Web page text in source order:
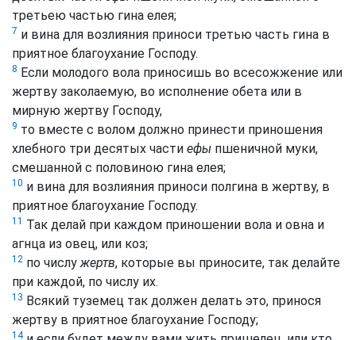
третьею частью гина елея;
7 и вина для возлияния приноси третью часть гина в
приятное благоухание Господу.
8 Если молодого вола приносишь во всесожжение или
жертву заколаемую, во исполнение обета или в
мирную жертву Господу,
9 то вместе с волом должно принести приношения
хлебного три десятых части ефы пшеничной муки,
смешанной с половиною гина елея;
10 и вина для возлияния приноси полгина в жертву, в
приятное благоухание Господу.
11 Так делай при каждом приношении вола и овна и
агнца из овец, или коз;
12 по числу жертв, которые вы приносите, так делайте
при каждой, по числу их.
13 Всякий туземец так должен делать это, принося
жертву в приятное благоухание Господу;
14